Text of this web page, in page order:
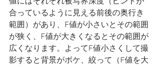
合っているように見える前後の奥行き
範囲）があり、F値が小さいとその範囲
が狭く、F値が大きくなるとその範囲が
広くなります。よってF値小さくして撮
影すると背景がボケ、絞って（F値を大